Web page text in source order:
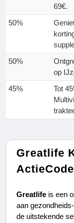
69€.
50%
50%
op
45%
Tot
Greatlife
Greatlife is een
aan